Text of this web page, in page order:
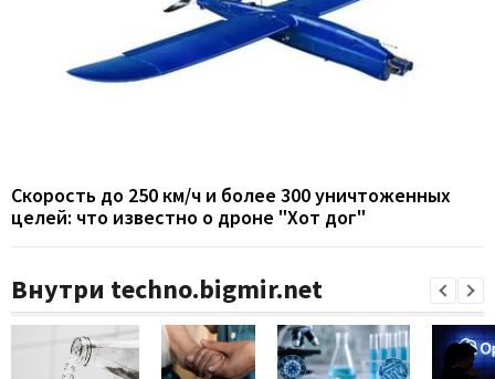
Скорость до 250 км/ч и более 300 уничтоженных
целей: что известно о дроне "Хот дог"
Внутри techno.bigmir.net